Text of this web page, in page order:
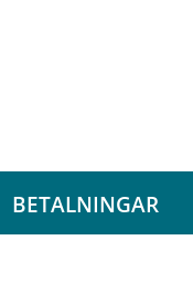
BETALNINGAR